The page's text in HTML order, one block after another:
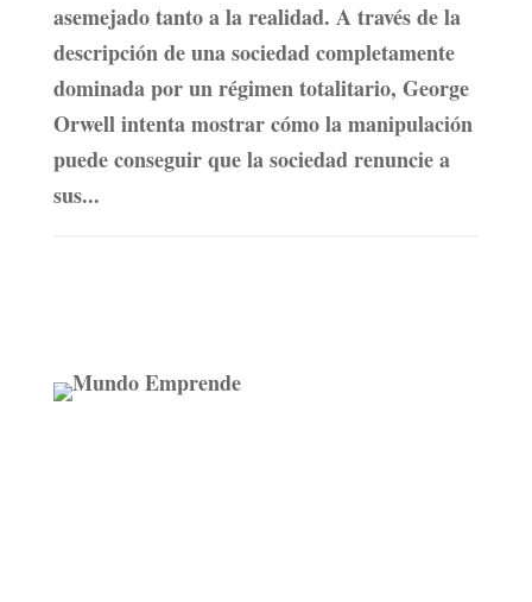
asemejado tanto a la realidad. A través de la
descripción de una sociedad completamente
dominada por un régimen totalitario, George
Orwell intenta mostrar cómo la manipulación
puede conseguir que la sociedad renuncie a
sus...